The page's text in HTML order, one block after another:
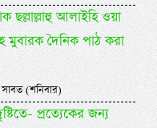
ছল্লাল্লাহু আলাইহি ওয়া
মুবারক দৈনিক পাঠ করা
(শনিবার)
প্রত্যেকের জন্য